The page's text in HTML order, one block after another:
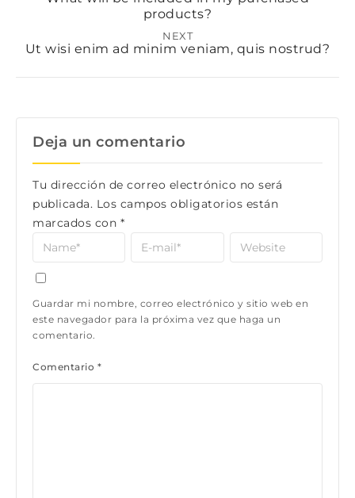
products?
NEXT
Ut wisi enim ad minim veniam, quis nostrud?
Deja un comentario
Tu dirección de correo electrónico no será
publicada. Los campos obligatorios están
marcados con *
Guardar mi nombre, correo electrónico y sitio web en
este navegador para la próxima vez que haga un
comentario.
Comentario *